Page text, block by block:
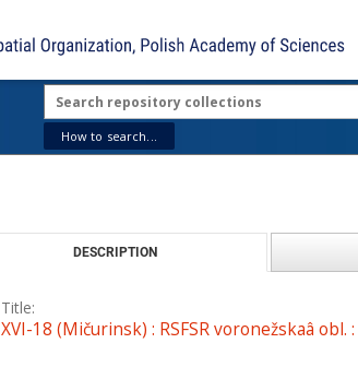
How to search...
DESCRIPTION
Title:
XVI-18 (Mičurinsk) : RSFSR voronežskaâ